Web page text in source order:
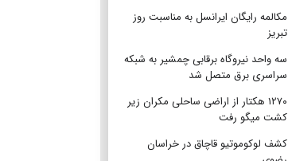
مکالمه رایگان ایرانسل به مناسبت روز
تبریز
سه واحد نیروگاه برقابی چمشیر به شبکه
سراسری برق متصل شد
۱۲۷۰ هکتار از اراضی ساحلی مکران زیر
کشت میگو رفت
کشف لوکوموتیو قاچاق در خراسان